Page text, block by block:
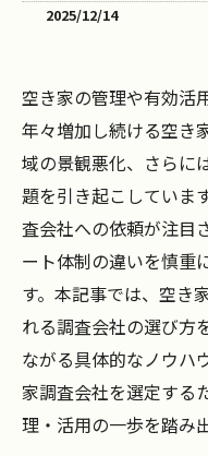
2025/12/14
空き家の管理や有効活
年々増加し続ける空き
域の景観悪化、さらに
題を引き起こしていま
査会社への依頼が注目
ート体制の違いを慎重
す。本記事では、空き
れる調査会社の選び方
ながる具体的なノウハ
家調査会社を選定する
理・活用の一歩を踏み